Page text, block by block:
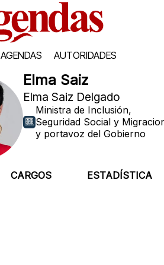
AGENDAS AUTORIDADES
Elma Saiz
Elma Saiz Delgado
Ministra de Inclusión,
Seguridad Social y
y portavoz del Gobierno
CARGOS ESTADÍSTICA